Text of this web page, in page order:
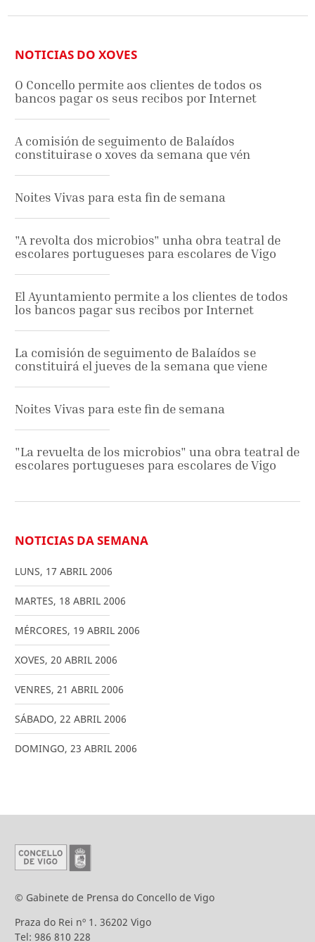
NOTICIAS DO XOVES
O Concello permite aos clientes de todos os
bancos pagar os seus recibos por Internet
A comisión de seguimento de Balaídos
constituirase o xoves da semana que vén
Noites Vivas para esta fin de semana
"A revolta dos microbios" unha obra teatral de
escolares portugueses para escolares de Vigo
El Ayuntamiento permite a los clientes de todos
los bancos pagar sus recibos por Internet
La comisión de seguimento de Balaídos se
constituirá el jueves de la semana que viene
Noites Vivas para este fin de semana
"La revuelta de los microbios" una obra teatral de
escolares portugueses para escolares de Vigo
NOTICIAS DA SEMANA
LUNS, 17 ABRIL 2006
MARTES, 18 ABRIL 2006
MÉRCORES, 19 ABRIL 2006
XOVES, 20 ABRIL 2006
VENRES, 21 ABRIL 2006
SÁBADO, 22 ABRIL 2006
DOMINGO, 23 ABRIL 2006
© Gabinete de Prensa do Concello de Vigo
Praza do Rei nº 1. 36202 Vigo
Tel: 986 810 228